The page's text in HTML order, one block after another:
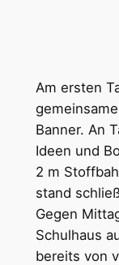
Am ersten
Banner. An
Ideen und
2 m
stand
Gegen
Schulhaus
bereits von